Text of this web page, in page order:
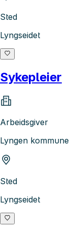
Sted
Lyngseidet
Sykepleier
Arbeidsgiver
Lyngen kommune
Sted
Lyngseidet